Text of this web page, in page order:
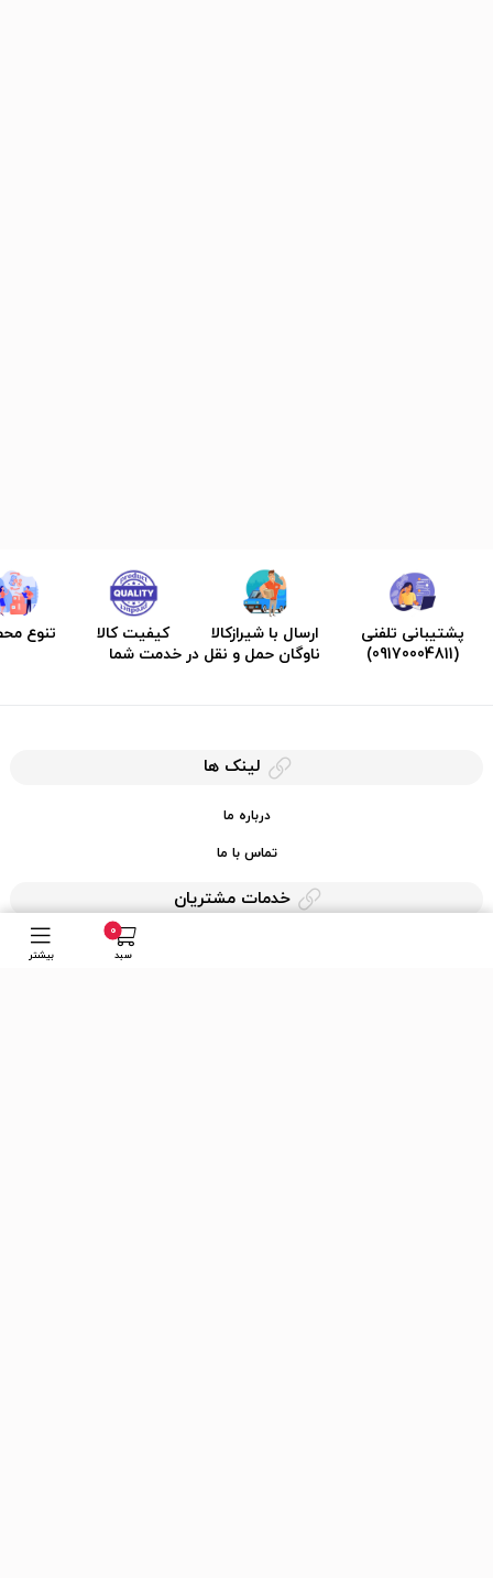
0
سبد بیشتر
پشتیبانی تلفنی
(09170004811)
ارسال با شیرازکالا
ناوگان حمل و نقل در خدمت شما
کیفیت کالا تنوع
لینک ها
درباره ما
تماس با ما
خدمات مشتریان